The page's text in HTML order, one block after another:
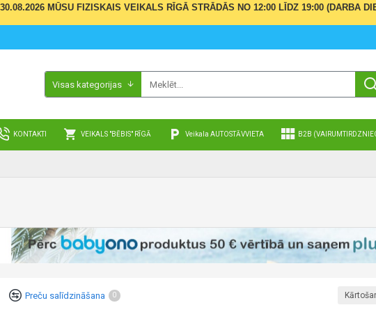
MŪSU FIZISKAIS VEIKALS RĪGĀ STRĀDĀS NO 12:00 LĪDZ 19:00 (DARBA
Visas kategorijas
KONTAKTI VEIKALS "BĒBIS" RĪGĀ Veikala AUTOSTĀVVIETA B2B
Preču salīdzināšana 0